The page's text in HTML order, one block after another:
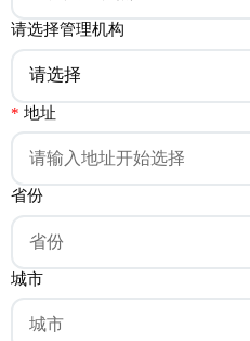
请选择管理机构
地址
省份
城市